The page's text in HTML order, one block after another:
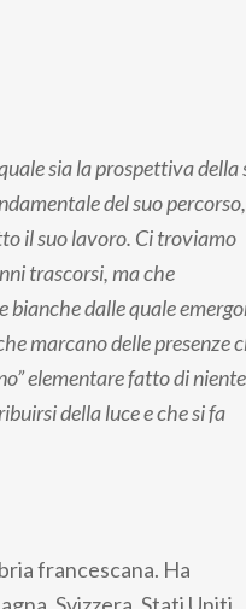
sia la prospettiva della
del suo percorso,
il suo lavoro. Ci troviamo
trascorsi, ma che
bianche dalle quale
marcano delle presenze
elementare fatto di
della luce e che si fa
francescana. Ha